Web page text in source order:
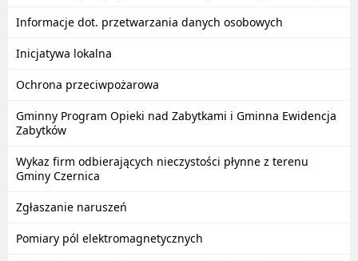
Informacje dot. przetwarzania danych osobowych
Inicjatywa lokalna
Ochrona przeciwpożarowa
Gminny Program Opieki nad Zabytkami i Gminna Ewidencja
Zabytków
Wykaz firm odbierających nieczystości płynne z terenu
Gminy Czernica
Zgłaszanie naruszeń
Pomiary pól elektromagnetycznych